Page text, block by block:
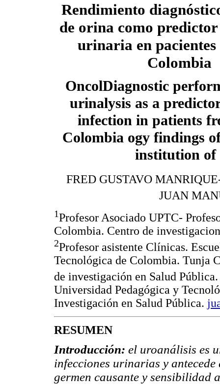
Rendimiento
de orina como
urinaria en pacientes
Colombia
OncolDiagnostic
urinalysis as a
infection in patients
Colombia ogy findings
institution of
FRED GUSTAVO
JUAN
1Profesor Asociado UPTC-
Colombia. Centro de
2Profesor asistente Clínicas.
Tecnológica de Colombia. Tunja
de investigación en Salud
Universidad Pedagógica y
Investigación en Salud Pública.
RESUMEN
Introducción: el uroanálisis es
infecciones urinarias y
germen causante y sensibilidad